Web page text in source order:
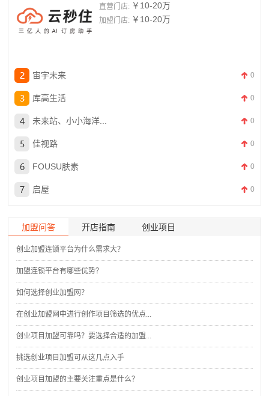
直营门店: ￥10-20万
加盟门店: ￥10-20万
宙宇未来 0
库高生活 0
未来站、小小海洋... 0
佳视路 0
FOUSU肤素 0
启屋 0
加盟问答 开店指南 创业项目
创业加盟连锁平台为什么需求大？
加盟连锁平台有哪些优势？
如何选择创业加盟网？
在创业加盟网中进行创作项目筛选的优点...
创业项目加盟可靠吗？要选择合适的加盟...
挑选创业项目加盟可从这几点入手
创业项目加盟的主要关注重点是什么？